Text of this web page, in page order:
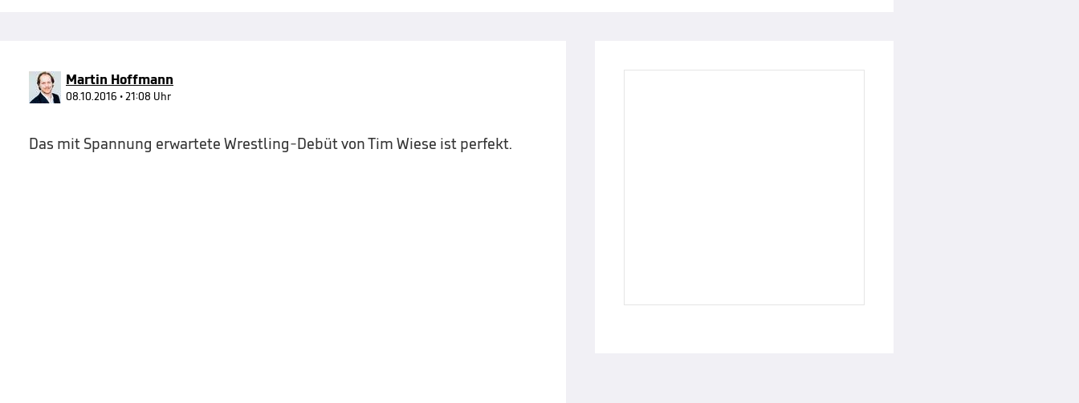
Martin Hoffmann
08.10.2016 • 21:08 Uhr
Das mit Spannung erwartete Wrestling-Debüt von Tim Wiese ist perfekt.